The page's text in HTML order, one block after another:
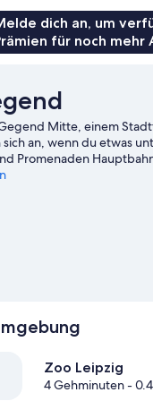
dich an, um
für noch mehr
Mitte, einem
an, wenn du etwas
Promenaden
vor Ort ist
Zoo Leipzig
4 Gehminuten-